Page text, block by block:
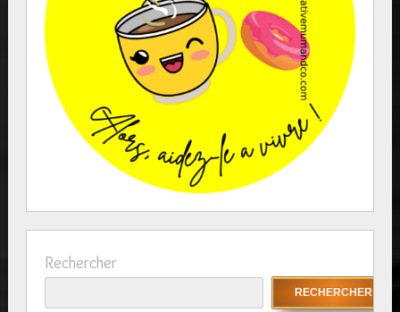
Rechercher
RECHERCHER